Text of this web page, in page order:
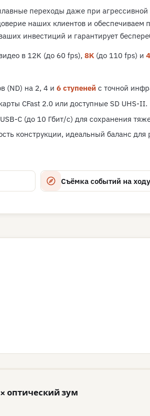
переходы даже при
наших клиентов и
инвестиций и гарантирует
в 12K (до 60 fps),8K (до 110 fps) и
(ND) на 2, 4 и 6 ступенейс точной
CFast 2.0 или доступные SD UHS-II.
C (до 10 Гбит/с) для сохранения
конструкции, идеальный баланс
Съёмка событий на ходу
оптический зум